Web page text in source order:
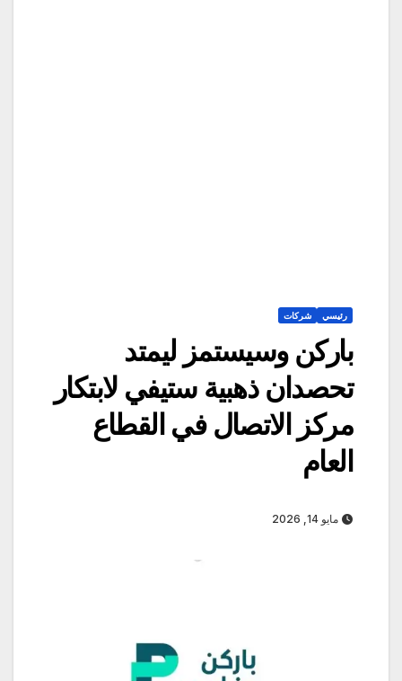
رئيسي شركات
باركن وسيستمز ليمتد
تحصدان ذهبية ستيفي لابتكار
مركز الاتصال في القطاع
العام
مايو 14, 2026